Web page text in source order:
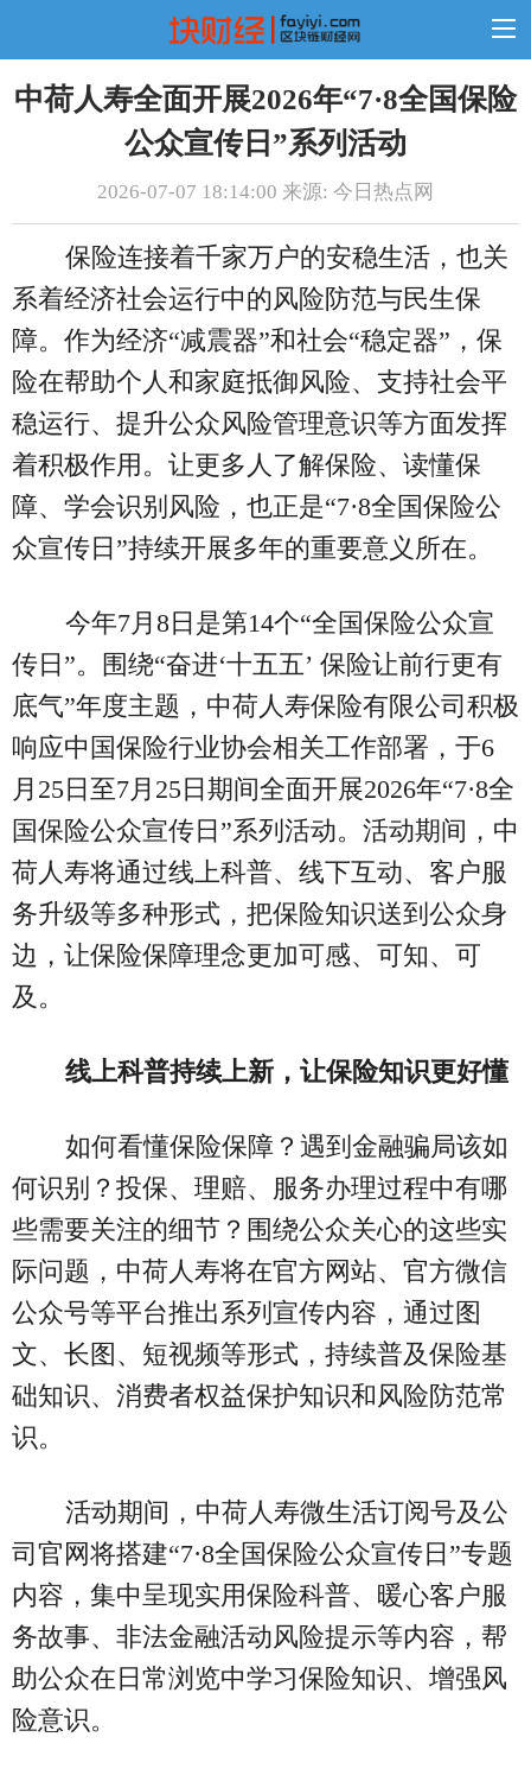
中荷人寿全面开展2026年“7·8全国保险
公众宣传日”系列活动
2026-07-07 18:14:00 来源: 今日热点网
保险连接着千家万户的安稳生活，也关
系着经济社会运行中的风险防范与民生保
障。作为经济“减震器”和社会“稳定器”，保
险在帮助个人和家庭抵御风险、支持社会平
稳运行、提升公众风险管理意识等方面发挥
着积极作用。让更多人了解保险、读懂保
障、学会识别风险，也正是“7·8全国保险公
众宣传日”持续开展多年的重要意义所在。
今年7月8日是第14个“全国保险公众宣
传日”。围绕“奋进‘十五五’ 保险让前行更有
底气”年度主题，中荷人寿保险有限公司积极
响应中国保险行业协会相关工作部署，于6
月25日至7月25日期间全面开展2026年“7·8全
国保险公众宣传日”系列活动。活动期间，中
荷人寿将通过线上科普、线下互动、客户服
务升级等多种形式，把保险知识送到公众身
边，让保险保障理念更加可感、可知、可
及。
线上科普持续上新，让保险知识更好懂
如何看懂保险保障？遇到金融骗局该如
何识别？投保、理赔、服务办理过程中有哪
些需要关注的细节？围绕公众关心的这些实
际问题，中荷人寿将在官方网站、官方微信
公众号等平台推出系列宣传内容，通过图
文、长图、短视频等形式，持续普及保险基
础知识、消费者权益保护知识和风险防范常
识。
活动期间，中荷人寿微生活订阅号及公
司官网将搭建“7·8全国保险公众宣传日”专题
内容，集中呈现实用保险科普、暖心客户服
务故事、非法金融活动风险提示等内容，帮
助公众在日常浏览中学习保险知识、增强风
险意识。